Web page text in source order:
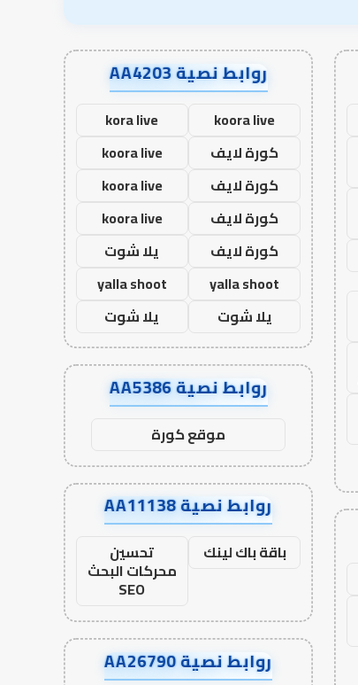
روابط نصية AA4203
koora live
kora live
كورة لايف
koora live
كورة لايف
koora live
كورة لايف
koora live
كورة لايف
يلا شوت
yalla shoot
yalla shoot
يلا شوت
يلا شوت
روابط نصية AA5386
موقع كورة
روابط نصية AA11138
باقة باك لينك تحسين
محركات البحث
SEO
روابط نصية AA26790